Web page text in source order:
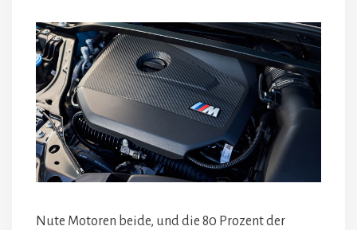
Nute Motoren beide, und die 80 Prozent der